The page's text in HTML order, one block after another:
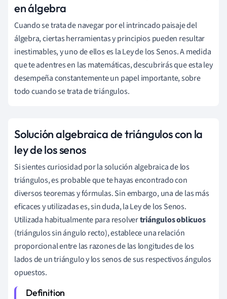
en álgebra
Cuando se trata de navegar por el intrincado paisaje del
álgebra, ciertas herramientas y principios pueden resultar
inestimables, y uno de ellos es la Ley de los Senos. A medida
que te adentres en las matemáticas, descubrirás que esta ley
desempeña constantemente un papel importante, sobre
todo cuando se trata de triángulos.
Solución algebraica de triángulos con la
ley de los senos
Si sientes curiosidad por la solución algebraica de los
triángulos, es probable que te hayas encontrado con
diversos teoremas y fórmulas. Sin embargo, una de las más
eficaces y utilizadas es, sin duda, la Ley de los Senos.
Utilizada habitualmente para resolvertriángulos oblicuos
(triángulos sin ángulo recto), establece una relación
proporcional entre las razones de las longitudes de los
lados de un triángulo y los senos de sus respectivos ángulos
opuestos.